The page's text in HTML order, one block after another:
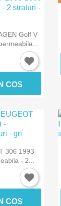
Golf V
COS
306 1993-
- 2...
COS